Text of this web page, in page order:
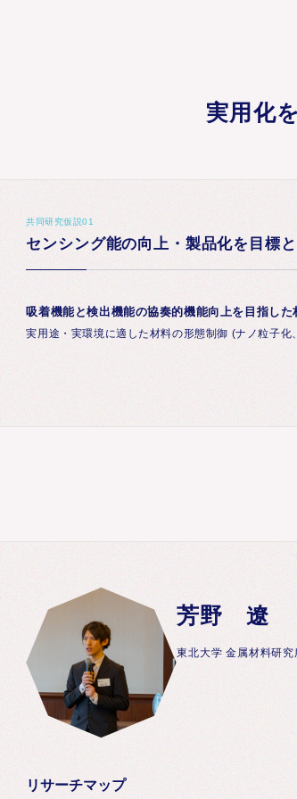
実用化
共同研究仮説01
センシング能の向上・製品化を目標
吸着機能と検出機能の協奏的機能向上を目指した
実用途・実環境に適した材料の形態制御 (ナノ粒子
芳野 遼
東北大学 金属材料研究
リサーチマップ